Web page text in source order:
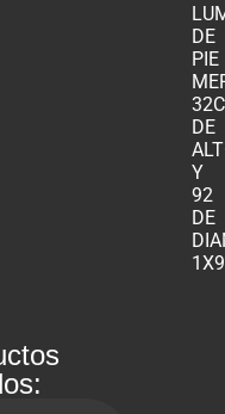
DE
PIE
DE
Y
92
DE